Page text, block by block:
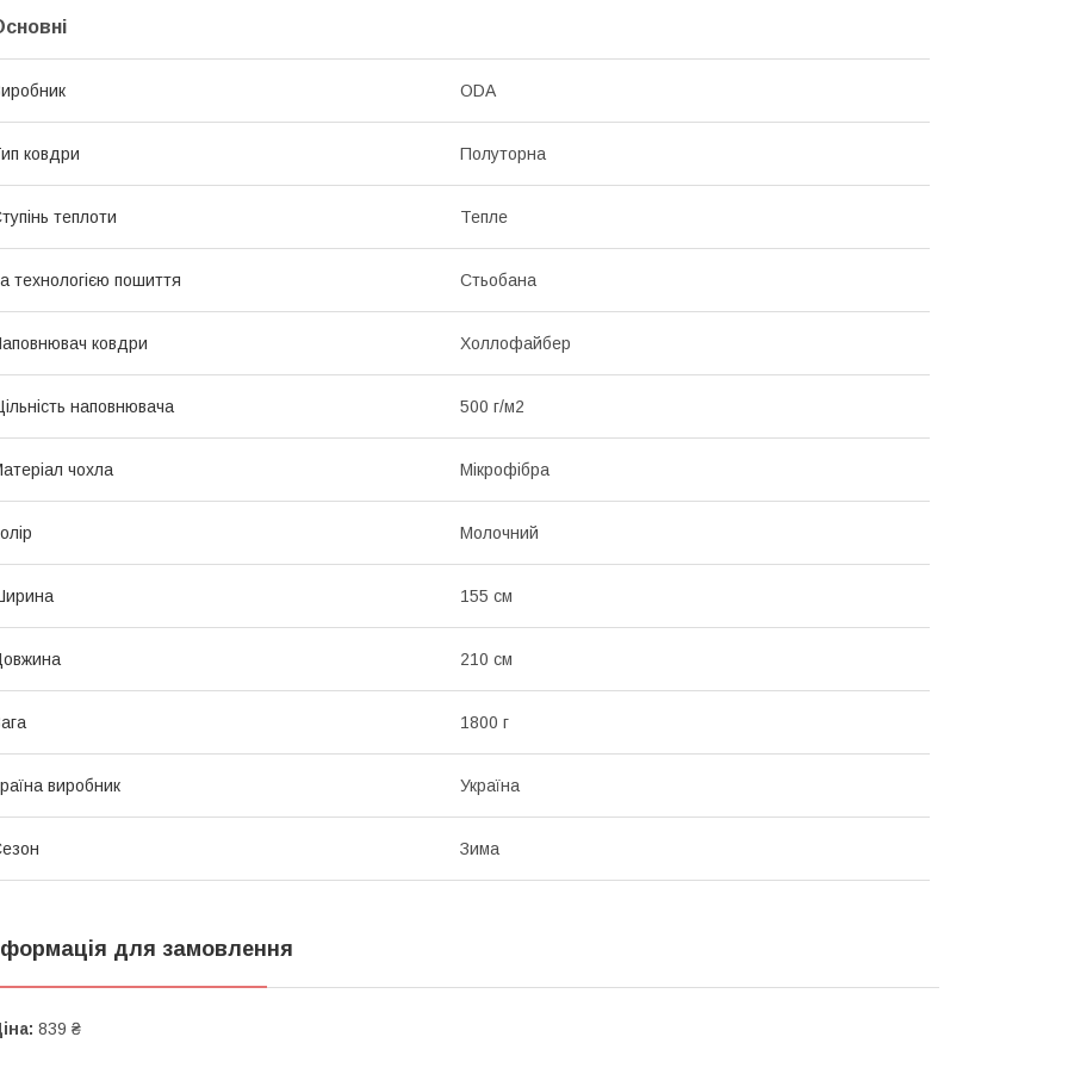
ODA
ковдри Полуторна
теплоти Тепле
технологією пошиття Стьобана
ковдри Холлофайбер
наповнювача 500 г/м2
чохла Мікрофібра
Молочний
155 см
210 см
1800 г
виробник Україна
Зима
для замовлення
839 ₴